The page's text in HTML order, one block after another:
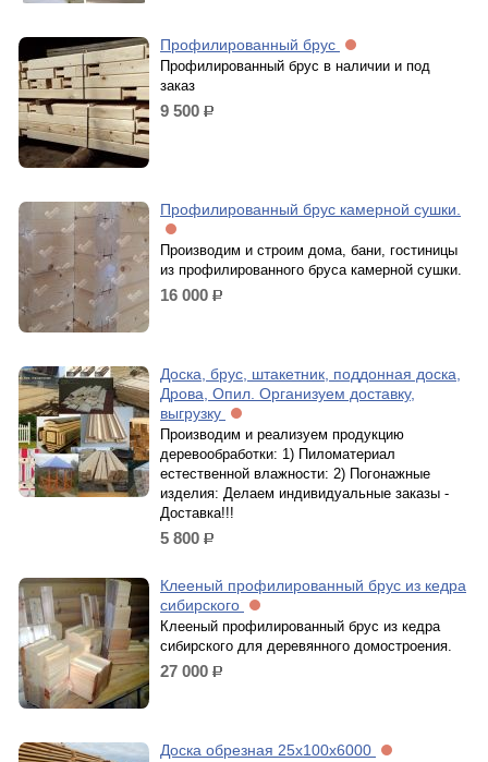
Профилированный брус
Профилированный брус в наличии и под
заказ
9 500 р.
Профилированный брус камерной сушки.
Производим и строим дома, бани, гостиницы
из профилированного бруса камерной сушки.
16 000 р.
Доска, брус, штакетник, поддонная доска,
Дрова, Опил. Организуем доставку,
выгрузку
Производим и реализуем продукцию
деревообработки: 1) Пиломатериал
естественной влажности: 2) Погонажные
изделия: Делаем индивидуальные заказы -
Доставка!!!
5 800 р.
Клееный профилированный брус из кедра
сибирского
Клееный профилированный брус из кедра
сибирского для деревянного домостроения.
27 000 р.
Доска обрезная 25х100х6000